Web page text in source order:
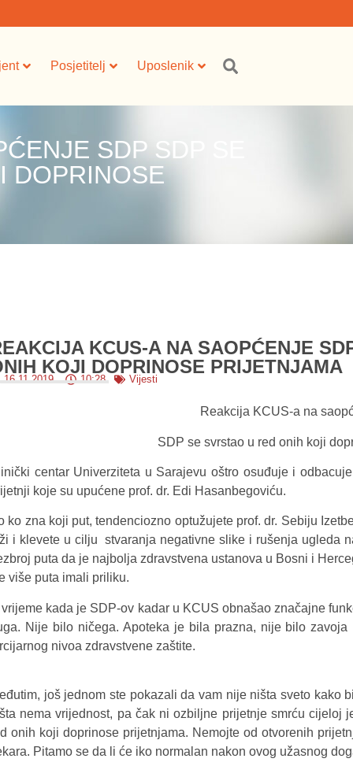
Posjetitelj Uposlenik
SDP SDP SE
DOPRINOSE
KCUS-A NA SAOPĆENJE
KOJI DOPRINOSE PRIJETNJAMA
16.11.2019. 10:28 Vijesti
Reakcija KCUS-a na
SDP se svrstao u red onih koji
centar Univerziteta u Sarajevu oštro osuđuje i
koje su upućene prof. dr. Edi Hasanbegoviću.
ko zna koji put, tendenciozno optužujete prof. dr. Sebiju
i klevete u cilju stvaranja negativne slike i rušenja ugleda
puta da je najbolja zdravstvena ustanova u Bosni i
više puta imali priliku.
vrijeme kada je SDP-ov kadar u KCUS obnašao značajne
Nije bilo ničega. Apoteka je bila prazna, nije bilo
nivoa zdravstvene zaštite.
još jednom ste pokazali da vam nije ništa sveto kako
nema vrijednost, pa čak ni ozbiljne prijetnje smrću cijeloj
onih koji doprinose prijetnjama. Nemojte od otvorenih
Pitamo se da li će iko normalan nakon ovog užasnog